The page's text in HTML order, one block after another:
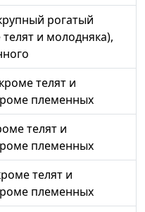
рогатый
и молодняка),
телят и
племенных
телят и
племенных
телят и
племенных